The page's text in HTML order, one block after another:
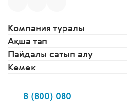
Компания туралы
Ақша тап
Пайдалы сатып алу
Көмек
8 (800) 080